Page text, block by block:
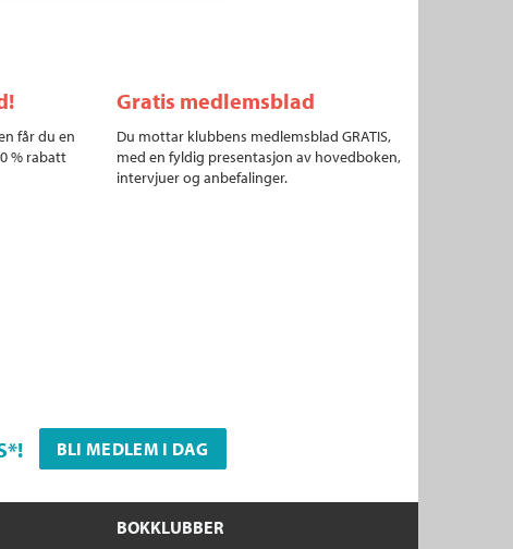
får du en
% rabatt
Gratis medlemsblad
Du mottar klubbens medlemsblad GRATIS,
med en fyldig presentasjon av hovedboken,
intervjuer og anbefalinger.
*! BLI MEDLEM I DAG
BOKKLUBBER